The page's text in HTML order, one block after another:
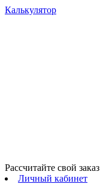
Калькулятор
Рассчитайте свой заказ
Личный кабинет